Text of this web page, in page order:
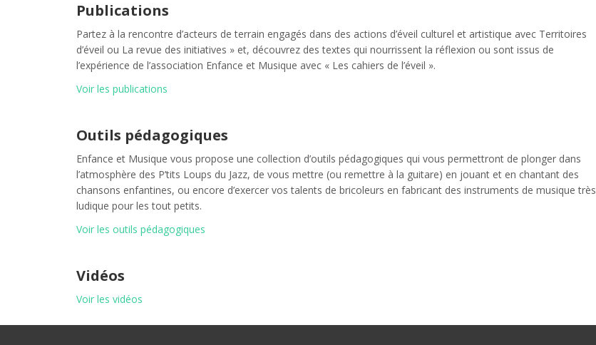
Publications
Partez à la rencontre d’acteurs de terrain engagés dans des actions d’éveil culturel et artistique avec Territoires
d’éveil ou La revue des initiatives » et, découvrez des textes qui nourrissent la réflexion ou sont issus de
l’expérience de l’association Enfance et Musique avec « Les cahiers de l’éveil ».
Voir les publications
Outils pédagogiques
Enfance et Musique vous propose une collection d’outils pédagogiques qui vous permettront de plonger dans
l’atmosphère des P’tits Loups du Jazz, de vous mettre (ou remettre à la guitare) en jouant et en chantant des
chansons enfantines, ou encore d’exercer vos talents de bricoleurs en fabricant des instruments de musique très
ludique pour les tout petits.
Voir les outils pédagogiques
Vidéos
Voir les vidéos